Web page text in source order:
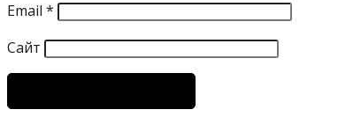
Email *
Сайт